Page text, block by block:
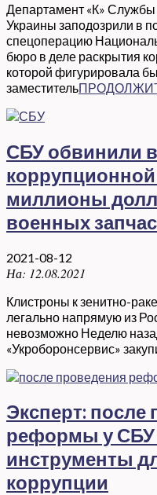
Департамент «К» Службы
Украины заподозрили в
спецоперацию
бюро в деле раскрытия
которой фигурировала
заместитель
СБУ обвинили
миллионы
военных
2021-08-12
На: 12.08.2021
Клистроны к зенитно-
легально напрямую из
невозможно Неделю
«Укроборонсервис»
Эксперт: после
реформы у СБУ
инструменты
коррупции